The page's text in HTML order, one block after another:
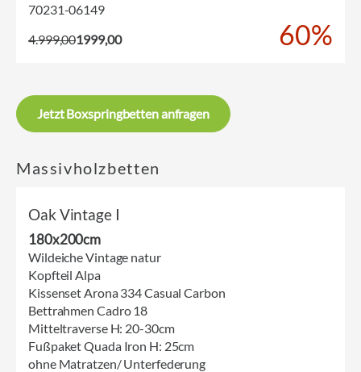
70231-06149
4.999,001999,00 60%
Jetzt Boxspringbetten anfragen
Massivholzbetten
Oak Vintage I
180x200cm
Wildeiche Vintage natur
Kopfteil Alpa
Kissenset Arona 334 Casual Carbon
Bettrahmen Cadro 18
Mitteltraverse H: 20-30cm
Fußpaket Quada Iron H: 25cm
ohne Matratzen/ Unterfederung